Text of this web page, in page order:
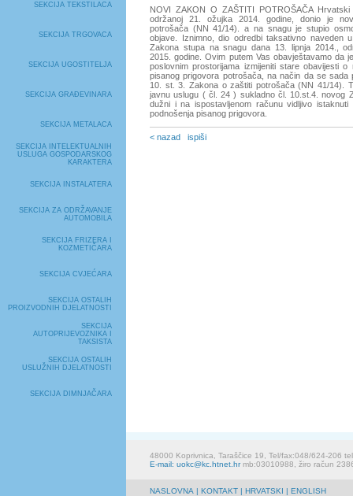
SEKCIJA TEKSTILACA
SEKCIJA TRGOVACA
SEKCIJA UGOSTITELJA
SEKCIJA GRAĐEVINARA
SEKCIJA METALACA
SEKCIJA INTELEKTUALNIH
USLUGA GOSPODARSKOG
KARAKTERA
SEKCIJA INSTALATERA
SEKCIJA ZA ODRŽAVANJE
AUTOMOBILA
SEKCIJA FRIZERA I
KOZMETIČARA
SEKCIJA CVJEĆARA
SEKCIJA OSTALIH
PROIZVODNIH DJELATNOSTI
SEKCIJA
AUTOPRIJEVOZNIKA I
TAKSISTA
SEKCIJA OSTALIH
USLUŽNIH DJELATNOSTI
SEKCIJA DIMNJAČARA
NOVI ZAKON O ZAŠTITI POTROŠAČA
održanoj 21. ožujka 2014. godine, donio je
potrošača (NN 41/14). a na snagu je stupio
objave. Iznimno, dio odredbi taksativno naveden
Zakona stupa na snagu dana 13. lipnja 2014.,
2015. godine. Ovim putem Vas obavještavamo da
poslovnim prostorijama izmijeniti stare obavijesti o
pisanog prigovora potrošača, na način da se sada
10. st. 3. Zakona o zaštiti potrošača (NN 41/14).
javnu uslugu ( čl. 24 ) sukladno čl. 10.st.4. novog
dužni i na ispostavljenom računu vidljivo istaknuti
podnošenja pisanog prigovora.
< nazad ispiši
48000 Koprivnica, Taraščice 19, Tel/fax:048/624-206
E-mail: uokc@kc.htnet.hrmb:03010988, žiro račun
NASLOVNA | KONTAKT | HRVATSKI | ENGLISH